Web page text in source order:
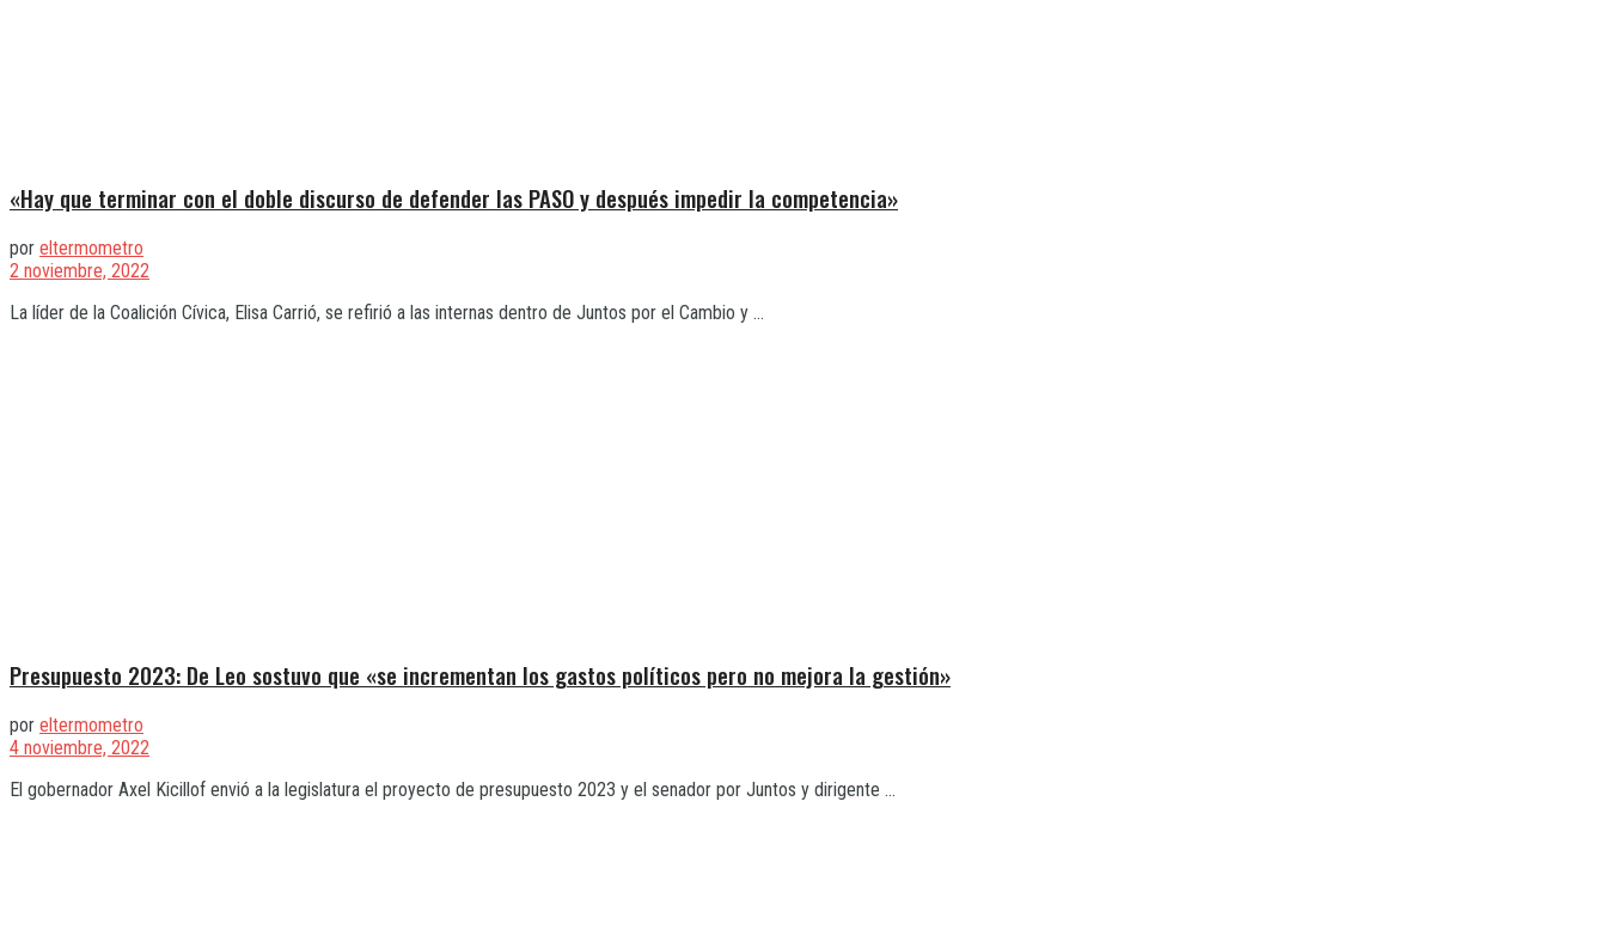
«Hay que terminar con el doble discurso de defender las PASO y después impedir la competencia»
por eltermometro
2 noviembre, 2022
La líder de la Coalición Cívica, Elisa Carrió, se refirió a las internas dentro de Juntos por el Cambio y ...
Presupuesto 2023: De Leo sostuvo que «se incrementan los gastos políticos pero no mejora la gestión»
por eltermometro
4 noviembre, 2022
El gobernador Axel Kicillof envió a la legislatura el proyecto de presupuesto 2023 y el senador por Juntos y dirigente ...